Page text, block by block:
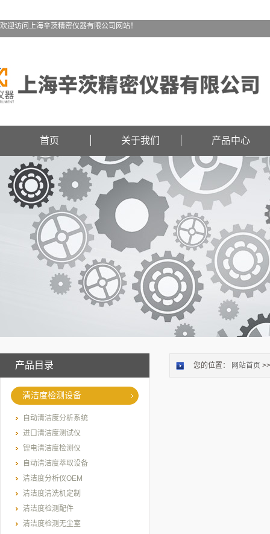
欢迎访问上海辛茨精密仪器有限公司网站！
首页 关于我们 产品中心
产品目录
清洁度检测设备
自动清洁度分析系统
进口清洁度测试仪
锂电清洁度检测仪
自动清洁度萃取设备
清洁度分析仪OEM
清洁度清洗机定制
清洁度检测配件
清洁度检测无尘室
您的位置： 网站首页